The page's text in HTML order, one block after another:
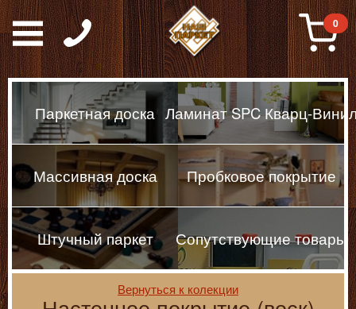
Паркет, Штучный
0
Паркетная доска Ламинат SPC Кварц-
Массивная доска Пробковое покрытие
Штучный паркет Сопутствующие товары
Вернуться к колекции